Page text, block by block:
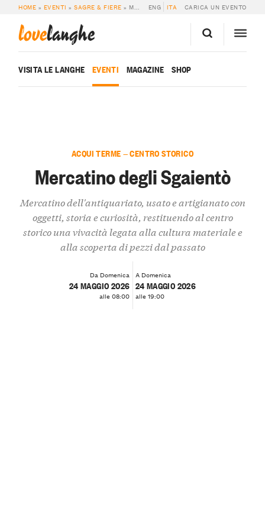
HOME » EVENTI »SAGRE & FIERE » MERCATINO DEGLI SGAIENTÒ ENG ITA CARICA UN EVENTO
lovelanghe
VISITA LE LANGHE EVENTI MAGAZINE SHOP
ACQUI TERME — CENTRO STORICO
Mercatino degli Sgaientò
Mercatino dell'antiquariato, usato e artigianato con
oggetti, storia e curiosità, restituendo al centro
storico una vivacità legata alla cultura materiale e
alla scoperta di pezzi dal passato
Da Domenica
24 MAGGIO 2026
alle 08:00
A Domenica
24 MAGGIO 2026
alle 19:00